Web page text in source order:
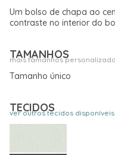
Um bolso de chapa ao
contraste no interior do
TAMANHOS
mais tamanhos
Tamanho único
TECIDOS
ver outros tecidos disponíveis